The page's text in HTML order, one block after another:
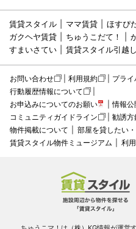
賃貸スタイル ママ賃貸 ほすぴ
ガクヘヤ賃貸
ちゅうこだて！
すまいさてい
賃貸スタイル引越
お問い合わせ 利用規約
プラ
行動履歴情報について
お申込みについてのお願い
情報公
コミュニティガイドライン
勧誘方
物件掲載について
部屋を貸したい
賃貸スタイル物件ミュージアム
利